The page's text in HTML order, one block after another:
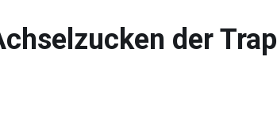
der Trap